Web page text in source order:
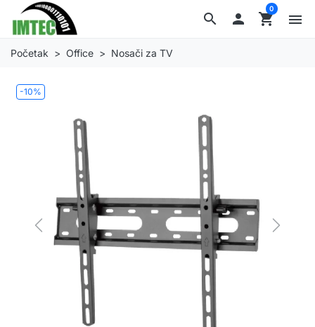
search  shopping_cart
0
menu
Početak Office Nosači za TV
-10%
Previous Next